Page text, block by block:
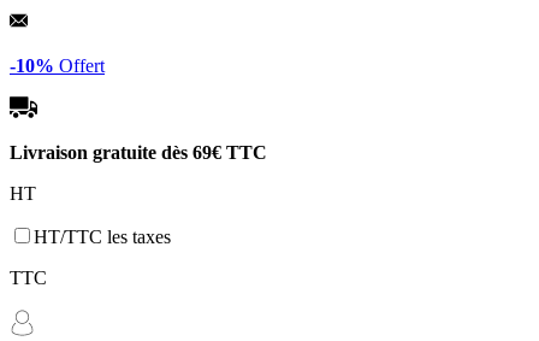
Panneau de gestion des cookies
-10% Offert
Livraison gratuite dès 69€ TTC
HT
HT/TTC les taxes
TTC